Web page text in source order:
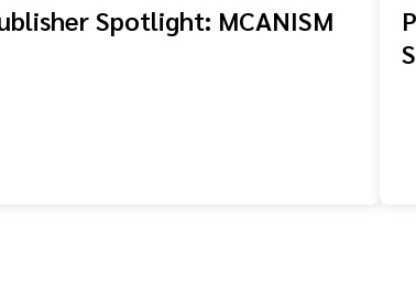
Spotlight: MCANISM